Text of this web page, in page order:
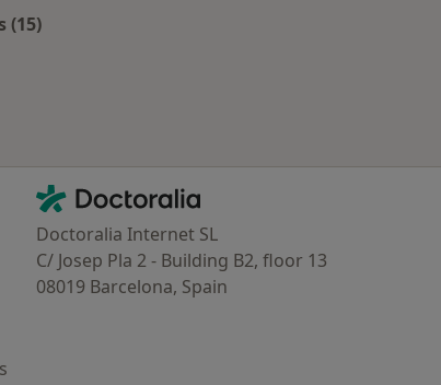
(15)
Contacto
Doctoralia - Página de inicio
Doctoralia Internet SL
C/ Josep Pla 2 - Building B2, floor 13
08019 Barcelona, Spain